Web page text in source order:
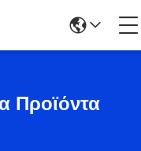
Προϊόντα